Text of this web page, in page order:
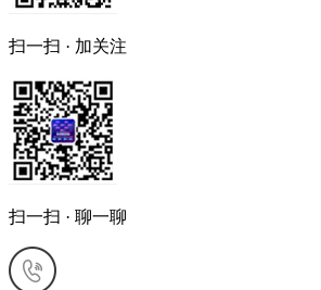
扫一扫 · 加关注
扫一扫 · 聊一聊